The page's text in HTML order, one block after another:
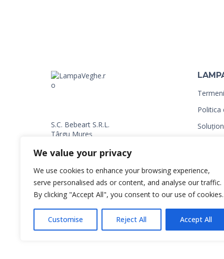
We value your privacy
We use cookies to enhance your browsing experience,
serve personalised ads or content, and analyse our traffic.
By clicking "Accept All", you consent to our use of cookies.
Customise Reject All Accept All
S.C. Bebeart S.R.L.
Târgu Mureș
0766 066 606
RO56BTRLRONCRT0CO5621201
Politica
patut-
© Copyright lampaveghe.ro